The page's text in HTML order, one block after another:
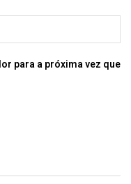
para a próxima vez que